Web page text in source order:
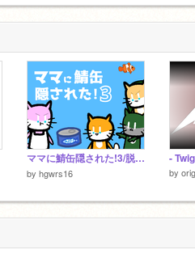
ママに鯖缶隠された!3/脱出風ゲーム[モバイル対応]
by hgwrs16 by